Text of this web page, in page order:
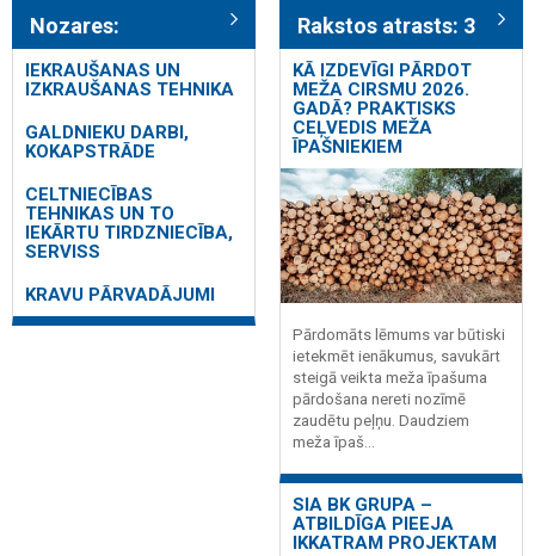
Nozares:
IEKRAUŠANAS UN
IZKRAUŠANAS TEHNIKA
GALDNIEKU DARBI,
KOKAPSTRĀDE
CELTNIECĪBAS
TEHNIKAS UN TO
IEKĀRTU TIRDZNIECĪBA,
SERVISS
KRAVU PĀRVADĀJUMI
Rakstos atrasts: 3
KĀ IZDEVĪGI PĀRDOT
MEŽA CIRSMU 2026.
GADĀ? PRAKTISKS
CEĻVEDIS MEŽA
ĪPAŠNIEKIEM
Pārdomāts lēmums var būtiski
ietekmēt ienākumus, savukārt
steigā veikta meža īpašuma
pārdošana nereti nozīmē
zaudētu peļņu. Daudziem
meža īpaš...
SIA BK GRUPA –
ATBILDĪGA PIEEJA
IKKATRAM PROJEKTAM